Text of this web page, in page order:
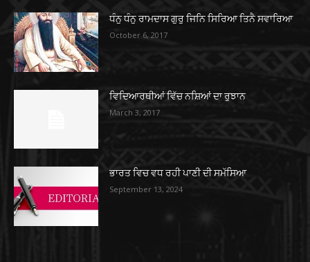
ਧੰਨੁ ਧੰਨੁ ਰਾਮਦਾਸ ਗੁਰੁ ਜਿਨਿ ਸਿਰਿਆ ਤਿਨੈ ਸਵਾਰਿਆ
October 6, 2017
ਵਿਦਿਆਰਥੀਆਂ ਵਿੱਚ ਨਸ਼ਿਆਂ ਦਾ ਰੁਝਾਨ
March 3, 2017
ਭਾਰਤ ਵਿਚ ਵਧ ਰਹੀ ਪਾਣੀ ਦੀ ਸਮੱਸਿਆ
September 13, 2024